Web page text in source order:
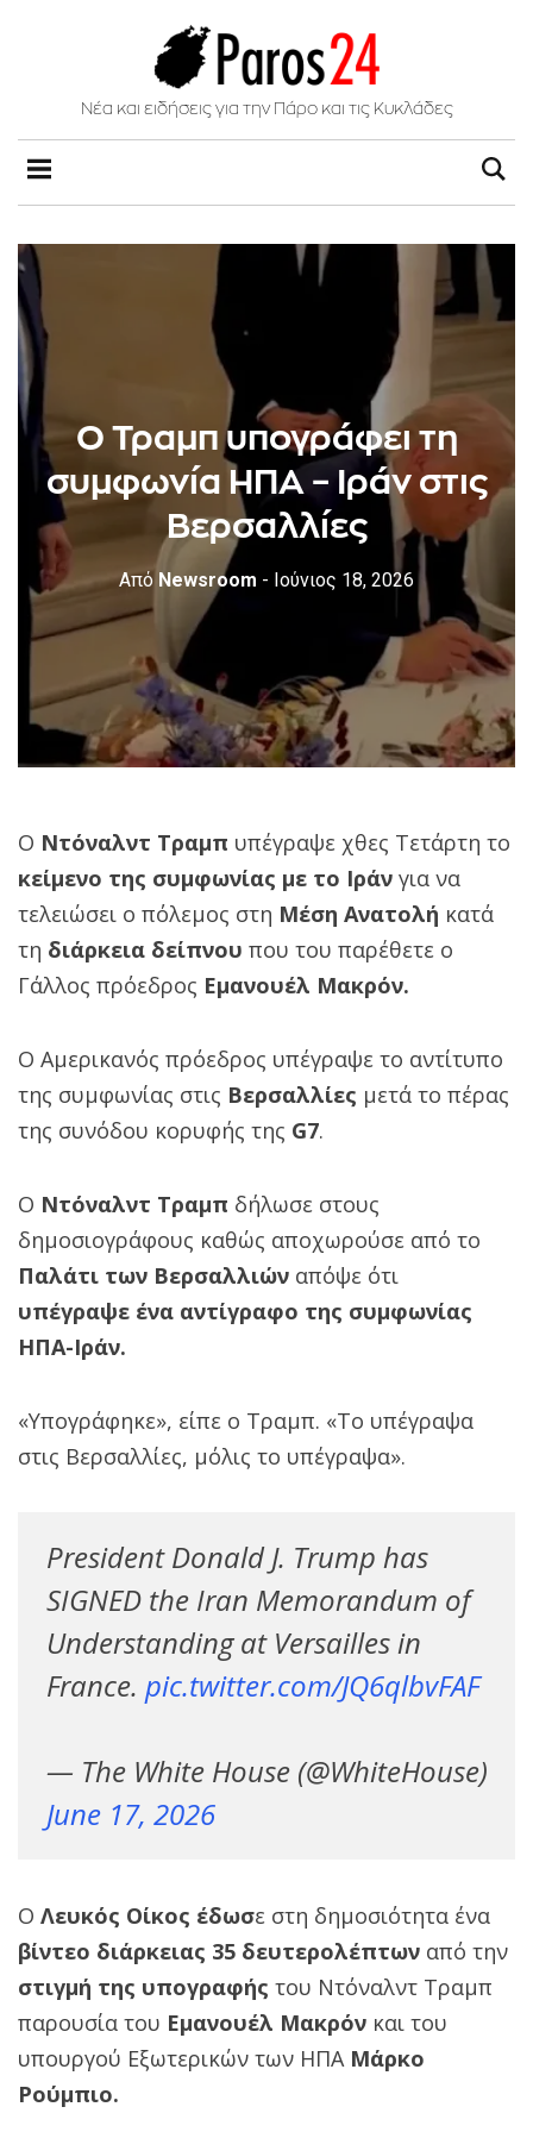
Νέα και ειδήσεις για την Πάρο και τις Κυκλάδες
O Τραμπ υπογράφει τη
συμφωνία ΗΠΑ – Ιράν στις
Βερσαλλίες
Από Newsroom - Ιούνιος 18, 2026
Ο Ντόναλντ Τραμπ υπέγραψε χθες Τετάρτη το
κείμενο της συμφωνίας με το Ιράν για να
τελειώσει ο πόλεμος στη Μέση Ανατολή κατά
τη διάρκεια δείπνου που του παρέθετε ο
Γάλλος πρόεδρος Εμανουέλ Μακρόν.
Ο Αμερικανός πρόεδρος υπέγραψε το αντίτυπο
της συμφωνίας στις Βερσαλλίες μετά το πέρας
της συνόδου κορυφής της G7.
Ο Ντόναλντ Τραμπ δήλωσε στους
δημοσιογράφους καθώς αποχωρούσε από το
Παλάτι των Βερσαλλιών απόψε ότι
υπέγραψε ένα αντίγραφο της συμφωνίας
ΗΠΑ-Ιράν.
«Υπογράφηκε», είπε ο Τραμπ. «Το υπέγραψα
στις Βερσαλλίες, μόλις το υπέγραψα».
President Donald J. Trump has
SIGNED the Iran Memorandum of
Understanding at Versailles in
France. pic.twitter.com/JQ6qlbvFAF
— The White House (@WhiteHouse)
June 17, 2026
Ο Λευκός Οίκος έδωσε στη δημοσιότητα ένα
βίντεο διάρκειας 35 δευτερολέπτων από την
στιγμή της υπογραφής του Ντόναλντ Τραμπ
παρουσία του Εμανουέλ Μακρόν και του
υπουργού Εξωτερικών των ΗΠΑ Μάρκο
Ρούμπιο.